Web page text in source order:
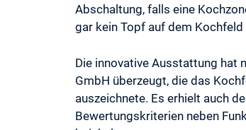
Abschaltung, falls eine
gar kein Topf auf dem
Die innovative Ausstattung hat
GmbH überzeugt, die das
auszeichnete. Es erhielt auch
Bewertungskriterien neben